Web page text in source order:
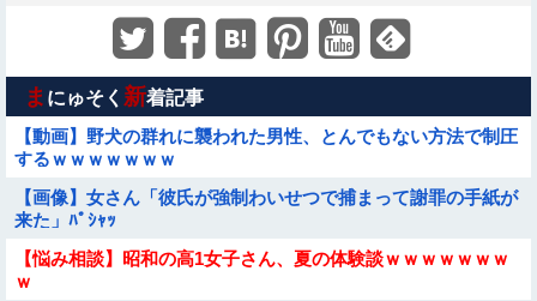
ま にゅそく 新着記事
【動画】野犬の群れに襲われた男性、とんでもない方法で制圧
するｗｗｗｗｗｗｗ
【画像】女さん「彼氏が強制わいせつで捕まって謝罪の手紙が
来た」ﾊﾟｼｬｯ
【悩み相談】昭和の高1女子さん、夏の体験談ｗｗｗｗｗｗｗ
ｗ